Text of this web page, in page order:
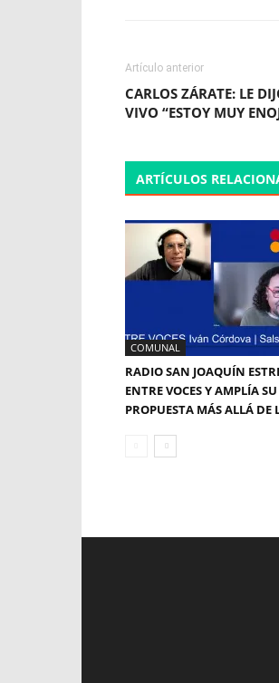
Artículo anterior
CARLOS ZÁRATE: LE
VIVO “ESTOY MUY
ARTÍCULOS
COMUNAL
RADIO SAN JOAQUÍN
ENTRE VOCES Y AMPLÍA SU
PROPUESTA MÁS ALLÁ DE